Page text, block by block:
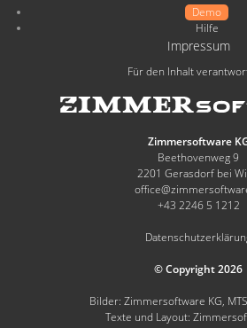
Demo
Hilfe
Impressum
Für den Inhalt
Zimmersoftware
Beethovenweg 9
2201 Gerasdorf bei
+43 2246 5 1212
© Copyright 2026
Bilder: Zimmersoftware KG,
Texte und Layout: